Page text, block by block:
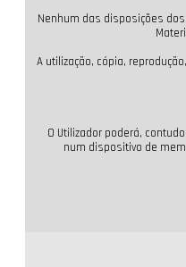
Nenhum das disposições
A utilização, cópia,
O Utilizador poderá,
num dispositivo de